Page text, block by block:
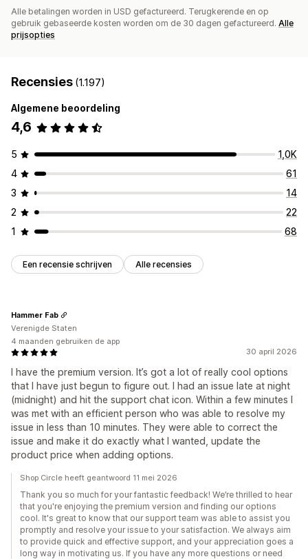
Alle betalingen worden in USD gefactureerd. Terugkerende en op
gebruik gebaseerde kosten worden om de 30 dagen gefactureerd. Alle
prijsopties
Recensies (1.197)
Algemene beoordeling
4,6
5
1,0K
4
61
3
14
2
22
1
68
Een recensie schrijven Alle recensies
30 april 2026
I have the premium version. It’s got a lot of really cool options
that I have just begun to figure out. I had an issue late at night
(midnight) and hit the support chat icon. Within a few minutes I
was met with an efficient person who was able to resolve my
issue in less than 10 minutes. They were able to correct the
issue and make it do exactly what I wanted, update the
product price when adding options.
Hammer Fab
Verenigde Staten
4 maanden gebruiken de app
Shop Circle heeft geantwoord 11 mei 2026
Thank you so much for your fantastic feedback! We’re thrilled to hear
that you're enjoying the premium version and finding our options
cool. It's great to know that our support team was able to assist you
promptly and resolve your issue to your satisfaction. We always aim
to provide quick and effective support, and your appreciation goes a
long way in motivating us. If you have any more questions or need